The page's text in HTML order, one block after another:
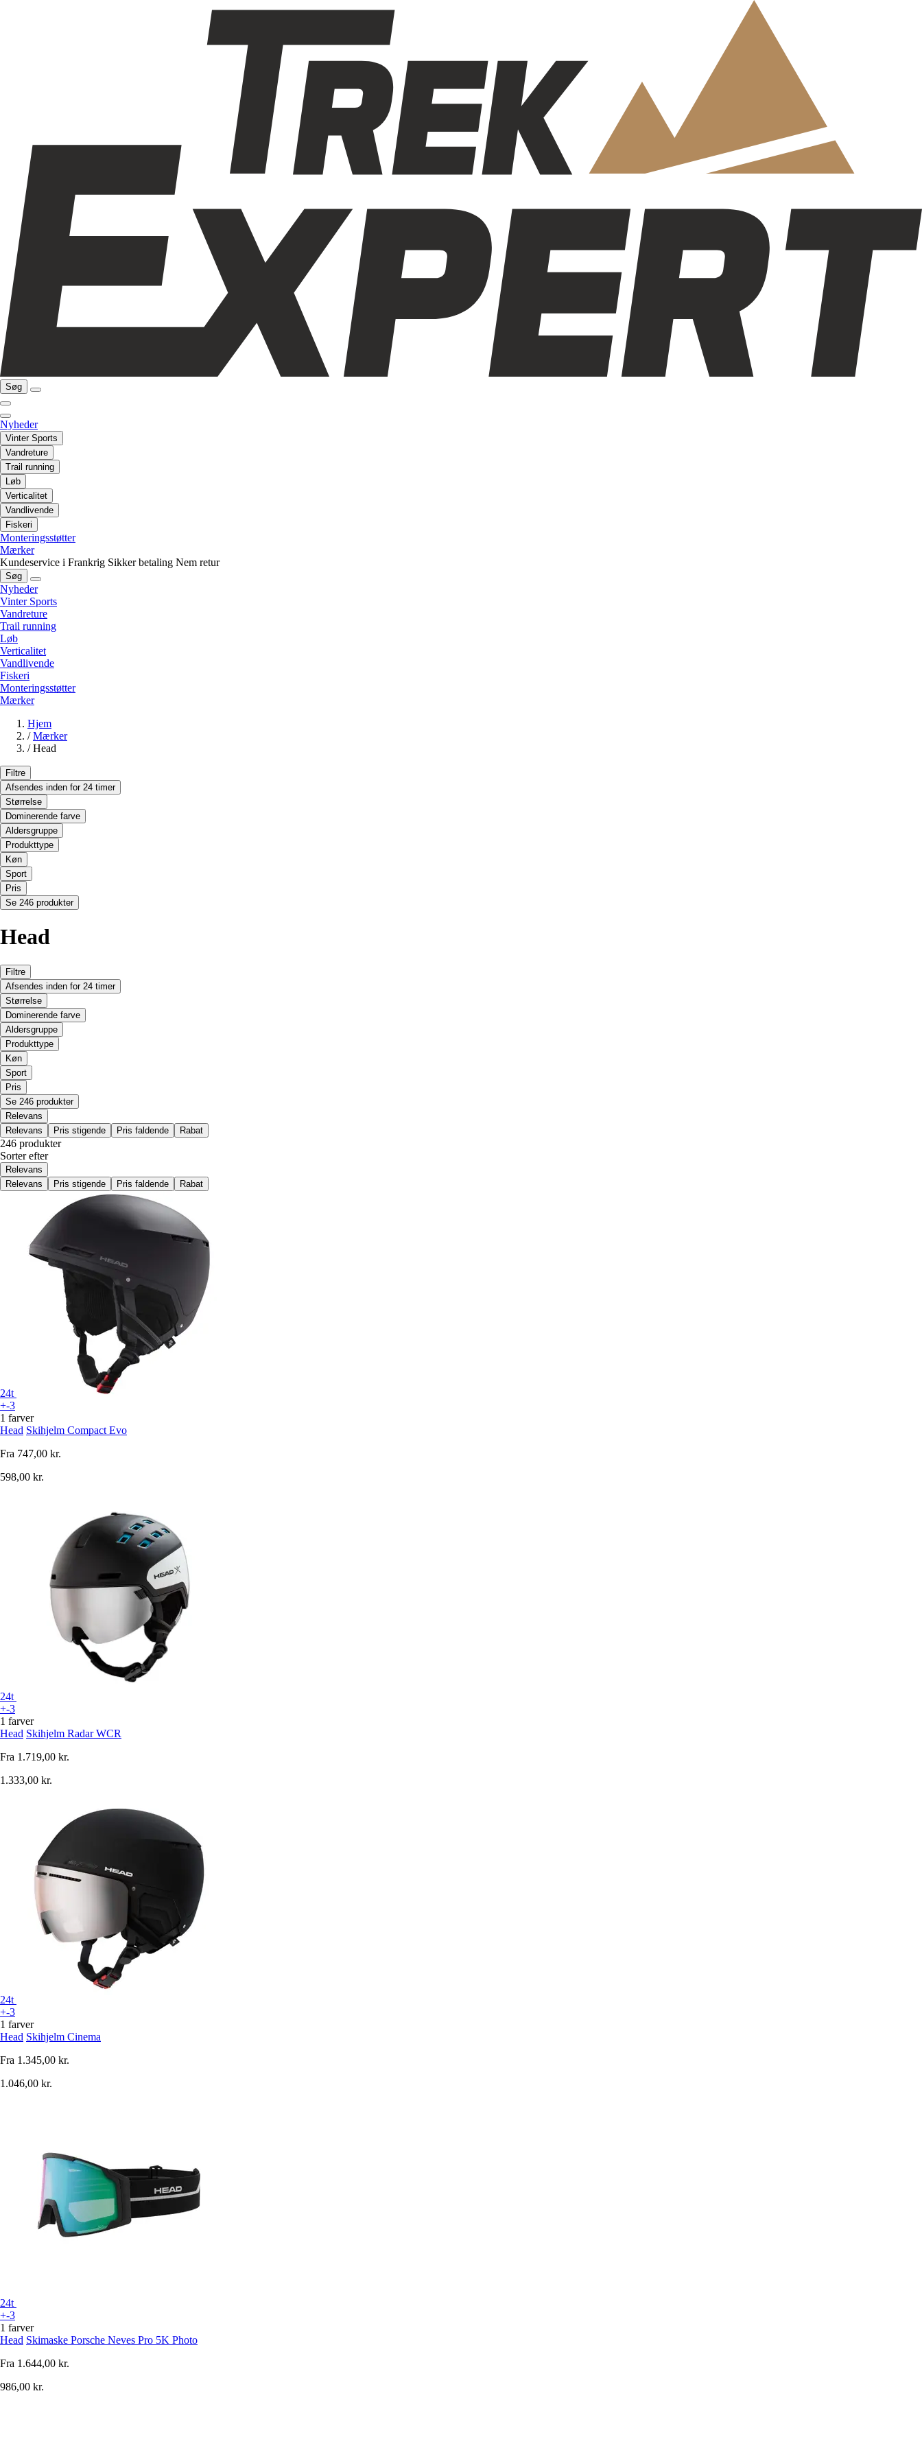
Søg
Nyheder
Vinter Sports
Vandreture
Trail running
Løb
Verticalitet
Vandlivende
Fiskeri
Monteringsstøtter
Mærker
Kundeservice i Frankrig Sikker betaling Nem retur
Søg
Nyheder
Vinter Sports
Vandreture
Trail running
Løb
Verticalitet
Vandlivende
Fiskeri
Monteringsstøtter
Mærker
Hjem
/ Mærker
/ Head
Filtre
Afsendes inden for 24 timer
Størrelse
Dominerende farve
Aldersgruppe
Produkttype
Køn
Sport
Pris
Se 246 produkter
Head
Filtre
Afsendes inden for 24 timer
Størrelse
Dominerende farve
Aldersgruppe
Produkttype
Køn
Sport
Pris
Se 246 produkter
Relevans
Relevans
Pris stigende Pris faldende Rabat
246 produkter
Sorter efter
Relevans
Relevans
Pris stigende Pris faldende Rabat
24t
+-3
1 farver
Head Skihjelm Compact Evo
Fra 747,00 kr.
598,00 kr.
24t
+-3
1 farver
Head Skihjelm Radar WCR
Fra 1.719,00 kr.
1.333,00 kr.
24t
+-3
1 farver
Head Skihjelm Cinema
Fra 1.345,00 kr.
1.046,00 kr.
24t
+-3
1 farver
Head Skimaske Porsche Neves Pro 5K Photo
Fra 1.644,00 kr.
986,00 kr.